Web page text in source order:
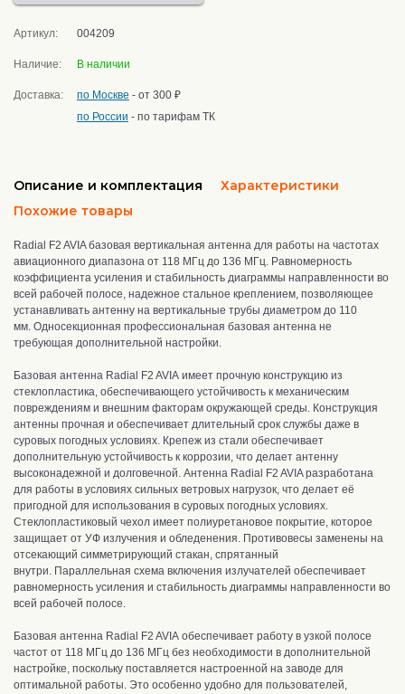
Артикул: 004209
Наличие: В наличии
Доставка: по Москве - от 300 ₽
по России - по тарифам ТК
Описание и комплектация
Характеристики
Похожие товары
Radial F2 AVIA базовая вертикальная антенна для работы на частотах
авиационного диапазона от 118 МГц до 136 МГц. Равномерность
коэффициента усиления и стабильность диаграммы направленности во
всей рабочей полосе, надежное стальное креплением, позволяющее
устанавливать антенну на вертикальные трубы диаметром до 110
мм. Односекционная профессиональная базовая антенна не
требующая дополнительной настройки.
Базовая антенна Radial F2 AVIA имеет прочную конструкцию ​​ из
стеклопластика, обеспечивающего устойчивость к механическим
повреждениям и внешним факторам окружающей среды. Конструкция
антенны прочная и обеспечивает длительный срок службы даже в
суровых погодных условиях. Крепеж из стали обеспечивает
дополнительную устойчивость к коррозии, что делает антенну
высоконадежной и долговечной. Антенна Radial F2 AVIA разработана
для работы в условиях сильных ветровых нагрузок, что делает её
пригодной для использования в суровых погодных условиях.
Стеклопластиковый чехол имеет полиуретановое покрытие, которое
защищает от УФ излучения и обледенения. Противовесы заменены на
отсекающий симметрирующий стакан, спрятанный
внутри. Параллельная схема включения излучателей обеспечивает
равномерность усиления и стабильность диаграммы направленности во
всей рабочей полосе.
Базовая антенна Radial F2 AVIA обеспечивает работу в узкой полосе
частот от 118 МГц до 136 МГц без необходимости в дополнительной
настройке, поскольку поставляется настроенной на заводе для
оптимальной работы. Это особенно удобно для пользователей,